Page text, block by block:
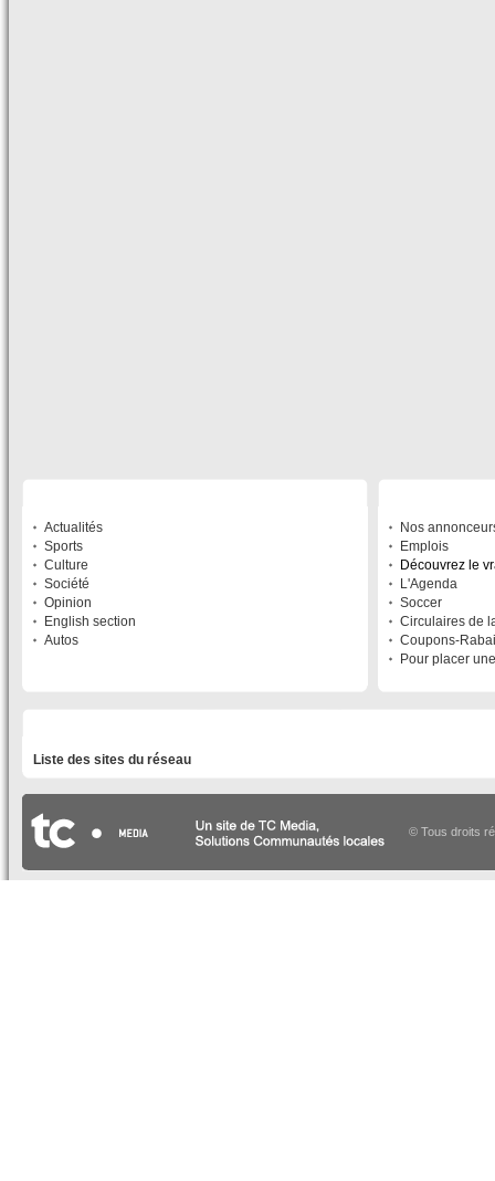
Actualités
Sports
Culture
Société
Opinion
English section
Autos
Nos
Emplois
Découvrez le
L'Agenda
Soccer
Circulaires de
Coupons-
Pour placer
Liste des sites du réseau
© Tous droits